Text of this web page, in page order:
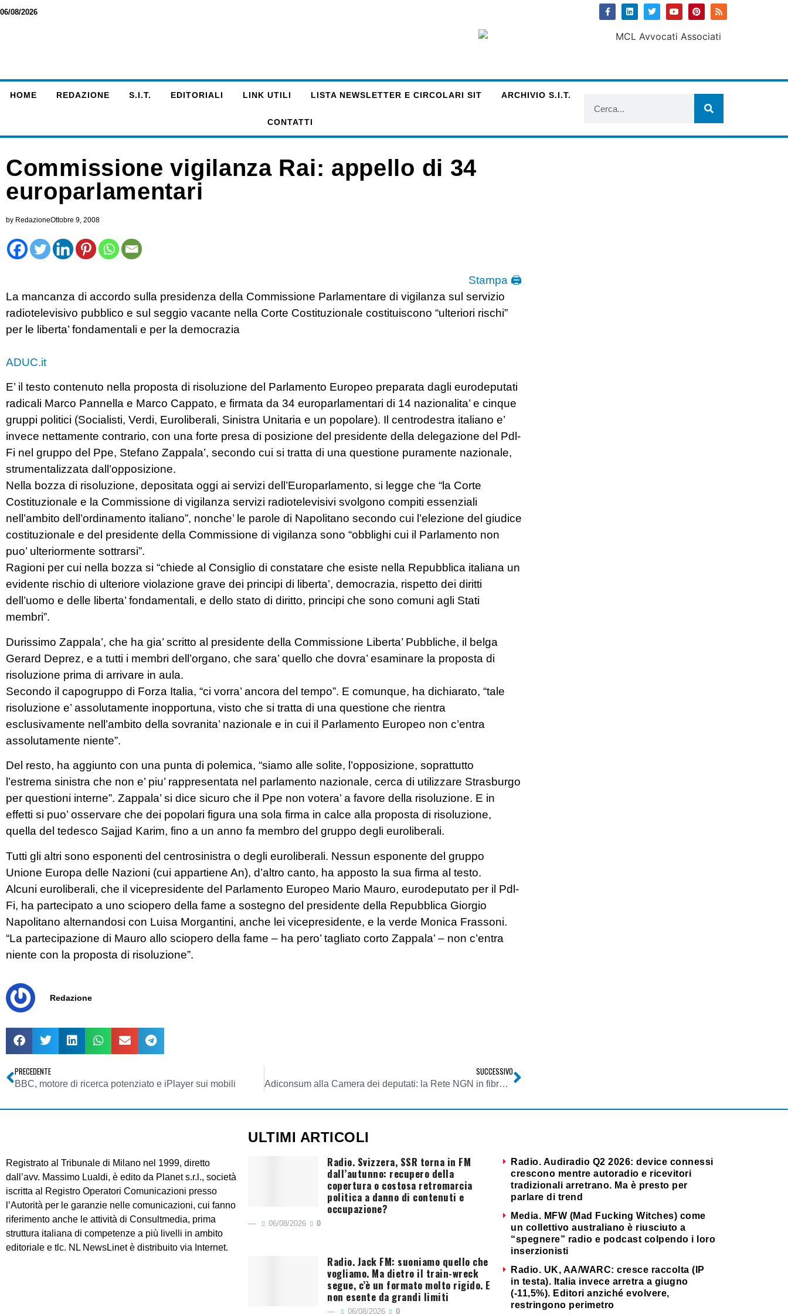
06/08/2026
HOME REDAZIONE S.I.T. EDITORIALI LINK UTILI LISTA NEWSLETTER E CIRCOLARI SIT ARCHIVIO S.I.T.
CONTATTI
Commissione vigilanza Rai: appello di 34
europarlamentari
by RedazioneOttobre 9, 2008
Stampa 🖨
La mancanza di accordo sulla presidenza della Commissione Parlamentare di vigilanza sul servizio
radiotelevisivo pubblico e sul seggio vacante nella Corte Costituzionale costituiscono “ulteriori rischi”
per le liberta’ fondamentali e per la democrazia
ADUC.it
E’ il testo contenuto nella proposta di risoluzione del Parlamento Europeo preparata dagli eurodeputati
radicali Marco Pannella e Marco Cappato, e firmata da 34 europarlamentari di 14 nazionalita’ e cinque
gruppi politici (Socialisti, Verdi, Euroliberali, Sinistra Unitaria e un popolare). Il centrodestra italiano e’
invece nettamente contrario, con una forte presa di posizione del presidente della delegazione del Pdl-
Fi nel gruppo del Ppe, Stefano Zappala’, secondo cui si tratta di una questione puramente nazionale,
strumentalizzata dall’opposizione.
Nella bozza di risoluzione, depositata oggi ai servizi dell’Europarlamento, si legge che “la Corte
Costituzionale e la Commissione di vigilanza servizi radiotelevisivi svolgono compiti essenziali
nell’ambito dell’ordinamento italiano”, nonche’ le parole di Napolitano secondo cui l’elezione del giudice
costituzionale e del presidente della Commissione di vigilanza sono “obblighi cui il Parlamento non
puo’ ulteriormente sottrarsi”.
Ragioni per cui nella bozza si “chiede al Consiglio di constatare che esiste nella Repubblica italiana un
evidente rischio di ulteriore violazione grave dei principi di liberta’, democrazia, rispetto dei diritti
dell’uomo e delle liberta’ fondamentali, e dello stato di diritto, principi che sono comuni agli Stati
membri”.
Durissimo Zappala’, che ha gia’ scritto al presidente della Commissione Liberta’ Pubbliche, il belga
Gerard Deprez, e a tutti i membri dell’organo, che sara’ quello che dovra’ esaminare la proposta di
risoluzione prima di arrivare in aula.
Secondo il capogruppo di Forza Italia, “ci vorra’ ancora del tempo”. E comunque, ha dichiarato, “tale
risoluzione e’ assolutamente inopportuna, visto che si tratta di una questione che rientra
esclusivamente nell’ambito della sovranita’ nazionale e in cui il Parlamento Europeo non c’entra
assolutamente niente”.
Del resto, ha aggiunto con una punta di polemica, “siamo alle solite, l’opposizione, soprattutto
l’estrema sinistra che non e’ piu’ rappresentata nel parlamento nazionale, cerca di utilizzare Strasburgo
per questioni interne”. Zappala’ si dice sicuro che il Ppe non votera’ a favore della risoluzione. E in
effetti si puo’ osservare che dei popolari figura una sola firma in calce alla proposta di risoluzione,
quella del tedesco Sajjad Karim, fino a un anno fa membro del gruppo degli euroliberali.
Tutti gli altri sono esponenti del centrosinistra o degli euroliberali. Nessun esponente del gruppo
Unione Europa delle Nazioni (cui appartiene An), d’altro canto, ha apposto la sua firma al testo.
Alcuni euroliberali, che il vicepresidente del Parlamento Europeo Mario Mauro, eurodeputato per il Pdl-
Fi, ha partecipato a uno sciopero della fame a sostegno del presidente della Repubblica Giorgio
Napolitano alternandosi con Luisa Morgantini, anche lei vicepresidente, e la verde Monica Frassoni.
“La partecipazione di Mauro allo sciopero della fame – ha pero’ tagliato corto Zappala’ – non c’entra
niente con la proposta di risoluzione”.
Redazione
PRECEDENTE
BBC, motore di ricerca potenziato e iPlayer sui mobili
SUCCESSIVO
Adiconsum alla Camera dei deputati: la Rete NGN in fibra ottica è il nuovo servizio universale
Registrato al Tribunale di Milano nel 1999, diretto
dall’avv. Massimo Lualdi, è edito da Planet s.r.l., società
iscritta al Registro Operatori Comunicazioni presso
l’Autorità per le garanzie nelle comunicazioni, cui fanno
riferimento anche le attività di Consultmedia, prima
struttura italiana di competenze a più livelli in ambito
editoriale e tlc. NL NewsLinet è distribuito via Internet.
ULTIMI ARTICOLI
Radio. Svizzera, SSR torna in FM
dall’autunno: recupero della
copertura o costosa retromarcia
politica a danno di contenuti e
occupazione?
06/08/2026 0
Radio. Jack FM: suoniamo quello che
vogliamo. Ma dietro il train-wreck
segue, c’è un formato molto rigido. E
non esente da grandi limiti
06/08/2026 0
Radio. Audiradio Q2 2026: device connessi
crescono mentre autoradio e ricevitori
tradizionali arretrano. Ma è presto per
parlare di trend
Media. MFW (Mad Fucking Witches) come
un collettivo australiano è riusciuto a
“spegnere” radio e podcast colpendo i loro
inserzionisti
Radio. UK, AA/WARC: cresce raccolta (IP
in testa). Italia invece arretra a giugno
(-11,5%). Editori anziché evolvere,
restringono perimetro